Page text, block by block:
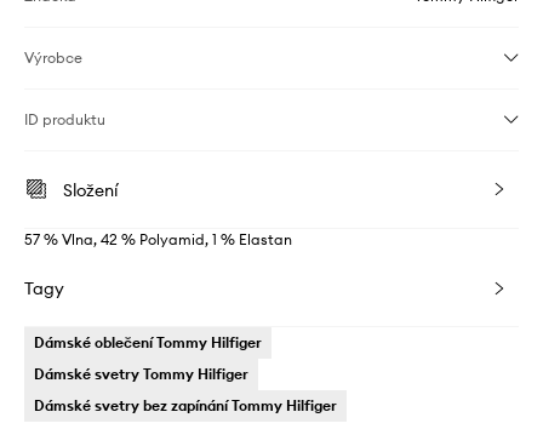
Výrobce
ID produktu
Složení
57 % Vlna, 42 % Polyamid, 1 % Elastan
Tagy
Dámské oblečení Tommy Hilfiger
Dámské svetry Tommy Hilfiger
Dámské svetry bez zapínání Tommy Hilfiger